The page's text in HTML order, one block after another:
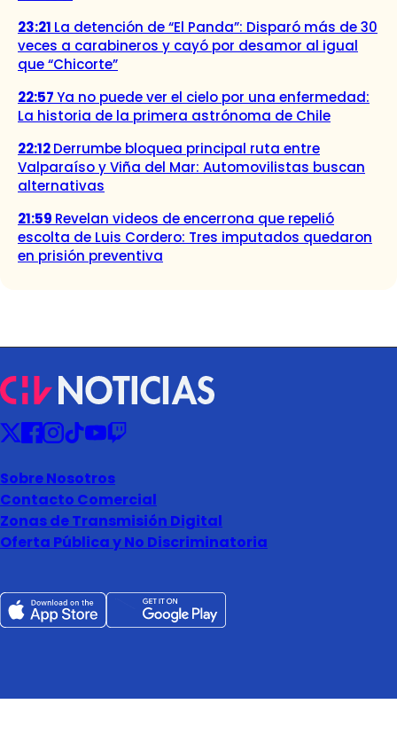
23:21 La detención de “El Panda”: Disparó más de 30
veces a carabineros y cayó por desamor al igual
que “Chicorte”
22:57Ya no puede ver el cielo por una enfermedad:
La historia de la primera astrónoma de Chile
22:12Derrumbe bloquea principal ruta entre
Valparaíso y Viña del Mar: Automovilistas buscan
alternativas
21:59 Revelan videos de encerrona que repelió
escolta de Luis Cordero: Tres imputados quedaron
en prisión preventiva
Sobre Nosotros
Contacto Comercial
Zonas de Transmisión Digital
Oferta Pública y No Discriminatoria